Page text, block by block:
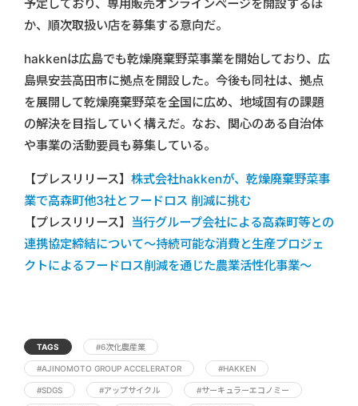
予定しており、専⽤販売オンラインページを開設するほ
か、順次取扱い店を募集する意向だ。
hakkenは広島でも乾燥廃棄野菜事業を開始しており、広
島県安芸⾼⽥市に拠点を開設した。今後も同社は、拠点
を展開して乾燥廃棄野菜を全国に広め、地域固有の課題
の解決を目指していく構えだ。なお、関⼼のある⾃治体
や事業の活動要員も募集している。
【プレスリリース】 株式会社hakkenが、乾燥廃棄野菜事
業で⾼森町他3社とフードロス 削減に挑む
【プレスリリース】 当行グループ会社による高森町等との
連携協定締結について～持続可能な消費と生産プロジェ
クトによるフードロス削減を通じた農業活性化事業～
TAGS #6次化農産業
#AJINOMOTO GROUP ACCELERATOR #HAKKEN
#SDGS #アップサイクル #サーキュラーエコノミー